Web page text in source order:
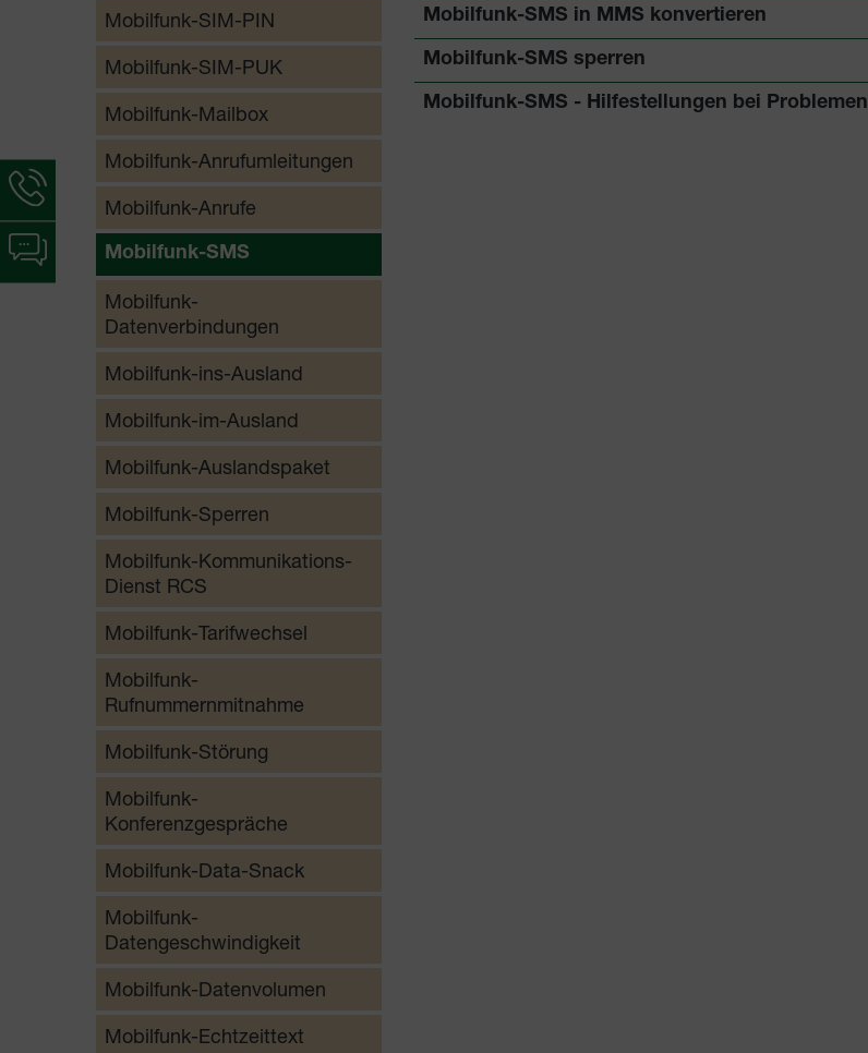
Mobilfunk-SIM-PIN
Mobilfunk-SIM-PUK
Mobilfunk-Mailbox
Mobilfunk-Anrufumleitungen
Mobilfunk-Anrufe
Mobilfunk-SMS
Mobilfunk-
Datenverbindungen
Mobilfunk-ins-Ausland
Mobilfunk-im-Ausland
Mobilfunk-Auslandspaket
Mobilfunk-Sperren
Mobilfunk-Kommunikations-
Dienst RCS
Mobilfunk-Tarifwechsel
Mobilfunk-
Rufnummernmitnahme
Mobilfunk-Störung
Mobilfunk-
Konferenzgespräche
Mobilfunk-Data-Snack
Mobilfunk-
Datengeschwindigkeit
Mobilfunk-Datenvolumen
Mobilfunk-Echtzeittext
Mobilfunk-SMS in MMS konvertieren
Mobilfunk-SMS sperren
Mobilfunk-SMS - Hilfestellungen bei Problemen
Hotline-
Informationen
werden
angezeigt
Chat-
Informationen
werden